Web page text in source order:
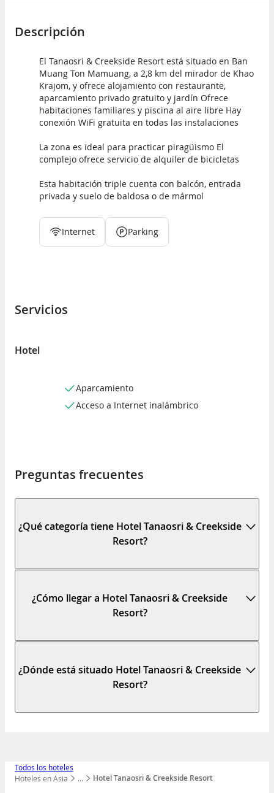
Todos los hoteles
…
Mostrar todos los niveles
Hoteles en Asia Hotel Tanaosri & Creekside Resort
Descripción
El Tanaosri & Creekside Resort está situado en Ban
Muang Ton Mamuang, a 2,8 km del mirador de Khao
Krajom, y ofrece alojamiento con restaurante,
aparcamiento privado gratuito y jardín Ofrece
habitaciones familiares y piscina al aire libre Hay
conexión WiFi gratuita en todas las instalaciones
La zona es ideal para practicar piragüismo El
complejo ofrece servicio de alquiler de bicicletas
Esta habitación triple cuenta con balcón, entrada
privada y suelo de baldosa o de mármol
Internet Parking
Servicios
Hotel
Aparcamiento
Acceso a Internet inalámbrico
Preguntas frecuentes
¿Qué categoría tiene Hotel Tanaosri & Creekside
Resort?
¿Cómo llegar a Hotel Tanaosri & Creekside
Resort?
¿Dónde está situado Hotel Tanaosri & Creekside
Resort?